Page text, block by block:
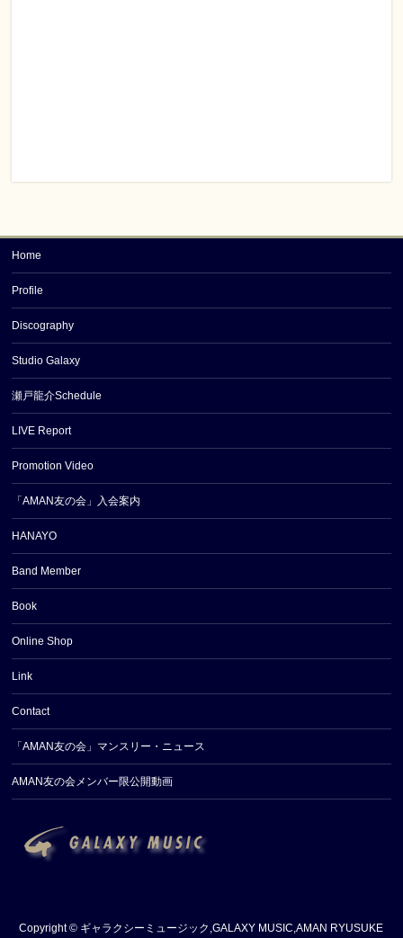
Home
Profile
Discography
Studio Galaxy
瀬戸龍介Schedule
LIVE Report
Promotion Video
「AMAN友の会」入会案内
HANAYO
Band Member
Book
Online Shop
Link
Contact
「AMAN友の会」マンスリー・ニュース
AMAN友の会メンバー限公開動画
Copyright © ギャラクシーミュージック,GALAXY MUSIC,AMAN RYUSUKE